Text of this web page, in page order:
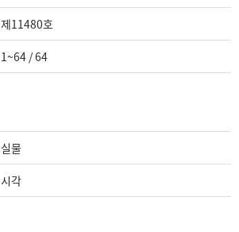
제11480호
1~64 / 64
실물
시각